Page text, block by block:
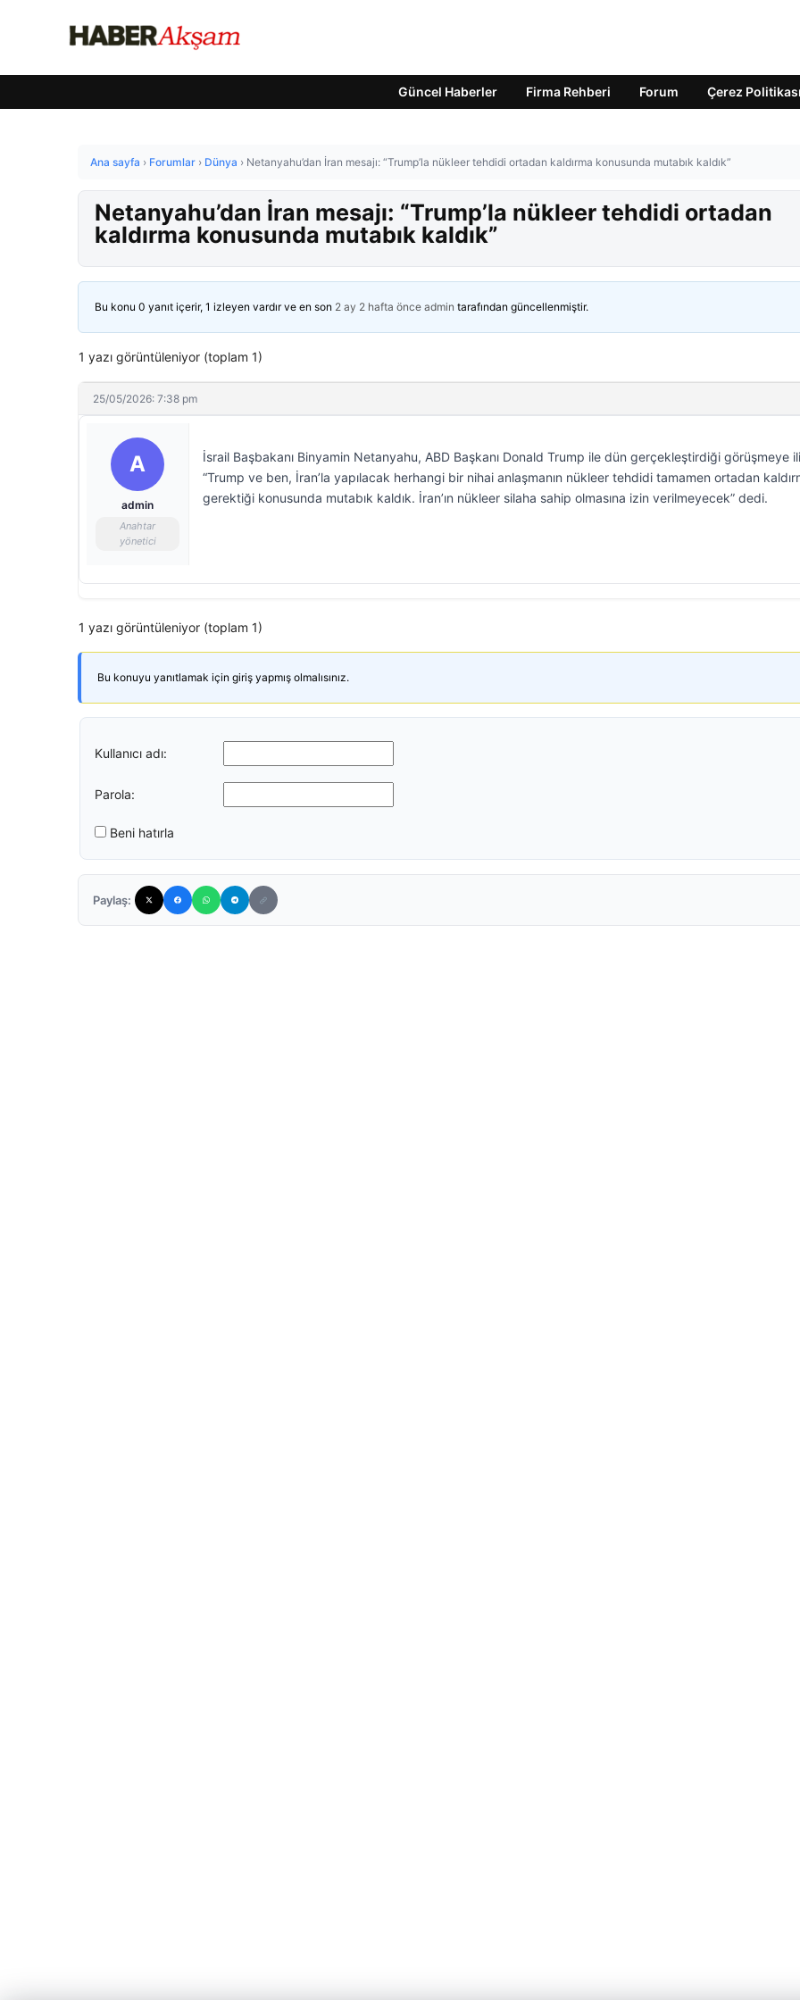
Güncel Haberler Firma Rehberi Forum Çerez Politikası
Ana sayfa › Forumlar › Dünya › Netanyahu’dan İran mesajı: “Trump’la nükleer tehdidi ortadan kaldırma konusunda mutabık kaldık”
Netanyahu’dan İran mesajı: “Trump’la nükleer tehdidi ortadan
kaldırma konusunda mutabık kaldık”
Bu konu 0 yanıt içerir, 1 izleyen vardır ve en son 2 ay 2 hafta önce admin tarafından güncellenmiştir.
1 yazı görüntüleniyor (toplam 1)
25/05/2026: 7:38 pm
A
admin
Anahtar
yönetici
İsrail Başbakanı Binyamin Netanyahu, ABD Başkanı Donald Trump ile dün gerçekleştirdiği görüşmeye
“Trump ve ben, İran’la yapılacak herhangi bir nihai anlaşmanın nükleer tehdidi tamamen ortadan
gerektiği konusunda mutabık kaldık. İran’ın nükleer silaha sahip olmasına izin verilmeyecek” dedi.
1 yazı görüntüleniyor (toplam 1)
Bu konuyu yanıtlamak için giriş yapmış olmalısınız.
Kullanıcı adı:
Parola:
Beni hatırla
Paylaş: